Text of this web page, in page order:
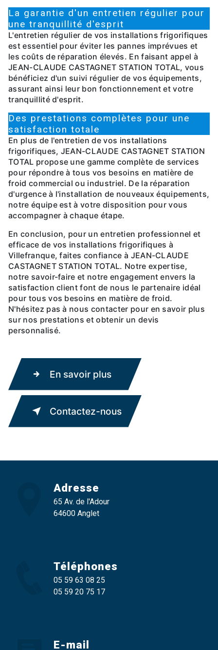
La garantie d'un entretien régulier pour
une tranquillité d'esprit
L'entretien régulier de vos installations frigorifiques
est essentiel pour éviter les pannes imprévues et
les coûts de réparation élevés. En faisant appel à
JEAN-CLAUDE CASTAGNET STATION TOTAL, vous
bénéficiez d'un suivi régulier de vos équipements,
assurant ainsi leur bon fonctionnement et votre
tranquillité d'esprit.
Des prestations complètes pour une
satisfaction totale
En plus de l'entretien de vos installations
frigorifiques, JEAN-CLAUDE CASTAGNET STATION
TOTAL propose une gamme complète de services
pour répondre à tous vos besoins en matière de
froid commercial ou industriel. De la réparation
d'urgence à l'installation de nouveaux équipements,
notre équipe est à votre disposition pour vous
accompagner à chaque étape.
En conclusion, pour un entretien professionnel et
efficace de vos installations frigorifiques à
Villefranque, faites confiance à JEAN-CLAUDE
CASTAGNET STATION TOTAL. Notre expertise,
notre savoir-faire et notre engagement envers la
satisfaction client font de nous le partenaire idéal
pour tous vos besoins en matière de froid.
N'hésitez pas à nous contacter pour en savoir plus
sur nos prestations et obtenir un devis
personnalisé.
En savoir plus
Contactez-nous
Adresse
65 Av. de l'Adour
64600 Anglet
Téléphones
05 59 63 08 25
05 59 20 75 17
E-mail